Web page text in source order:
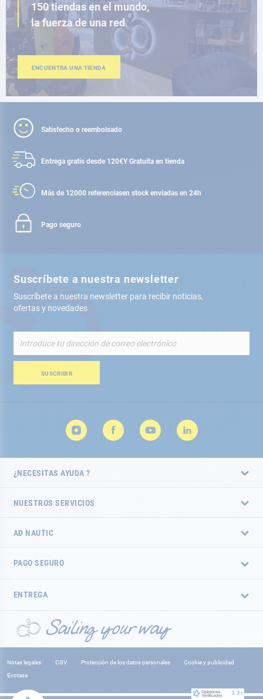
150 tiendas en el mundo,
la fuerza de una red
ENCUENTRA UNA TIENDA
Satisfecho o reembolsado
Entrega gratis desde 120€Y Gratuita en tienda
Más de 12000 referenciasen stock enviadas en 24h
Pago seguro
Suscríbete a nuestra newsletter
Suscríbete a nuestra newsletter para recibir noticias,
ofertas y novedades
nuestro
de
SUSCRIBIR
¿NECESITAS AYUDA ?
NUESTROS SERVICIOS
AD NAUTIC
PAGO SEGURO
ENTREGA
Notas legales CGV Protección de los datos personales
Cookie y publicidad
Ecotasa